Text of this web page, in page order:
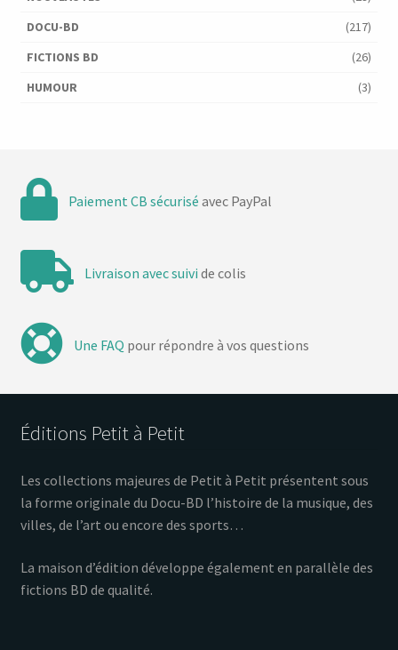
DOCU-BD
(217)
FICTIONS BD
(26)
HUMOUR
(3)
Paiement CB sécurisé avec PayPal
Livraison avec suivi de colis
Une FAQ pour répondre à vos questions
Éditions Petit à Petit
Les collections majeures de Petit à Petit présentent sous
la forme originale du Docu-BD l’histoire de la musique, des
villes, de l’art ou encore des sports…
La maison d’édition développe également en parallèle des
fictions BD de qualité.